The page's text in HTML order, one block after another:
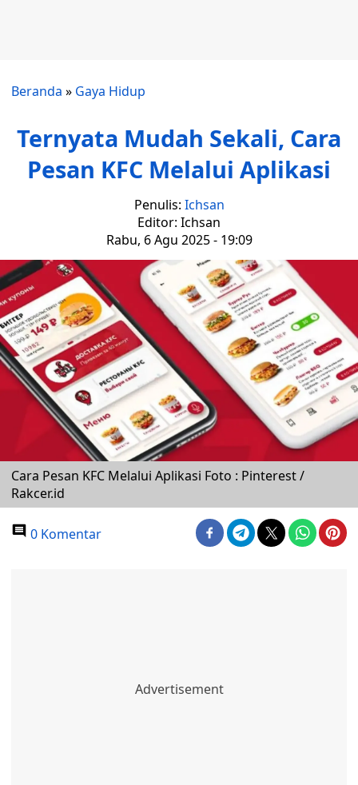
Beranda » Gaya Hidup
Ternyata Mudah Sekali, Cara
Pesan KFC Melalui Aplikasi
Penulis: Ichsan
Editor: Ichsan
Rabu, 6 Agu 2025 - 19:09
Cara Pesan KFC Melalui Aplikasi Foto : Pinterest /
Rakcer.id
0 Komentar